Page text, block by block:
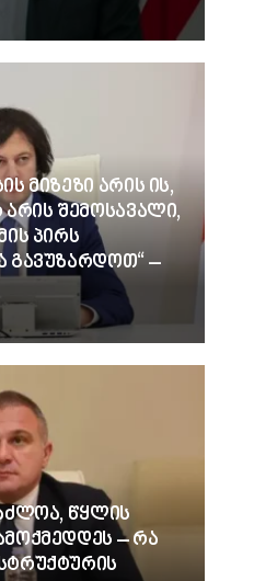
მიზეზი არის ის,
შემოსავალი,
პირს
გავუზარდოთ“ –
წყლის
– რა